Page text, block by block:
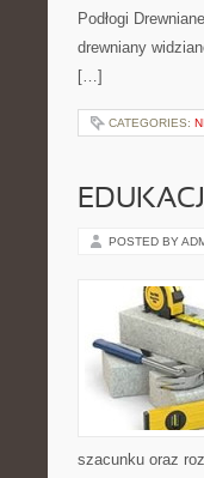
Podłogi
drewniany
[…]
CATEGORIES:
POSTED BY
szacunku oraz